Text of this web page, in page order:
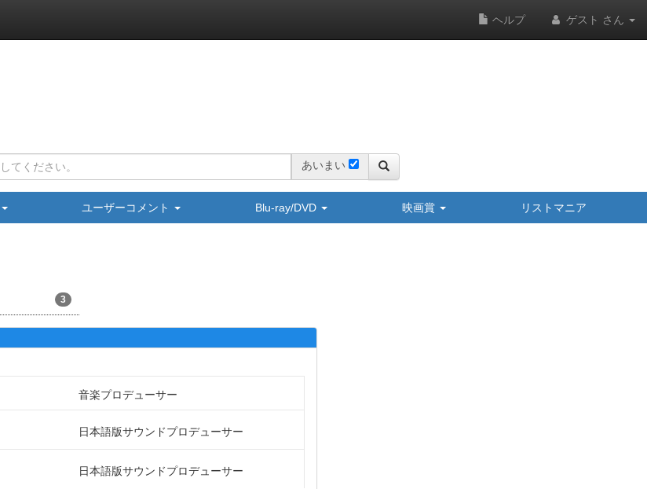
ヘルプ ゲスト さん
あいまい
ユーザーコメント Blu-ray/DVD 映画賞 リストマニア
3
音楽プロデューサー
日本語版サウンドプロデューサー
日本語版サウンドプロデューサー